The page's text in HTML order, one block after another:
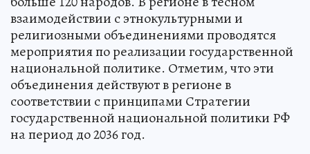
взаимодействии с этнокультурными и
религиозными объединениями проводятся
мероприятия по реализации государственной
национальной политике. Отметим, что эти
объединения действуют в регионе в
соответствии с принципами Стратегии
государственной национальной политики РФ
на период до 2036 год.